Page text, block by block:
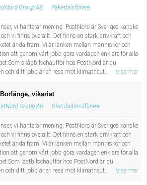
Group AB Paketbilsförare
vi hanterar mening. PostNord är Sveriges kanske
vi finns överallt. Det finns en stark drivkraft och
ända fram. Vi är länken mellan människor och
att genom vårt jobb göra vardagen enklare för alla
Som skåpbilschaufför hos PostNord är du
och ditt jobb är en resa mot klimatneut...
Visa mer
vikariat
Group AB Distributionsförare
vi hanterar mening. PostNord är Sveriges kanske
vi finns överallt. Det finns en stark drivkraft och
ända fram. Vi är länken mellan människor och
att genom vårt jobb göra vardagen enklare för alla
Som lastbilschaufför hos PostNord är du
och ditt jobb är en resa mot klimatneut...
Visa mer